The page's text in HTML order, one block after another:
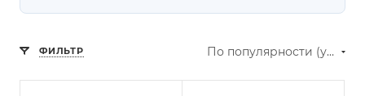
ФИЛЬТР По популярности (убывание)